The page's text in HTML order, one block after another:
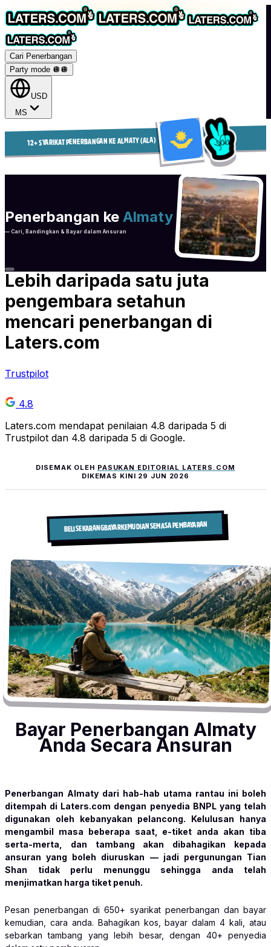
Cari Penerbangan
Party mode 🪩 🪩
USD
MS
12+ SYARIKAT PENERBANGAN KE ALMATY (ALA)
Penerbangan ke Almaty
— Cari, Bandingkan & Bayar dalam Ansuran
Lebih daripada satu juta
pengembara setahun
mencari penerbangan di
Laters.com
Trustpilot
4.8
Laters.com mendapat penilaian 4.8 daripada 5 di
Trustpilot dan 4.8 daripada 5 di Google.
DISEMAK OLEH PASUKAN EDITORIAL LATERS.COM
DIKEMAS KINI 29 JUN 2026
BELI SEKARANG BAYAR KEMUDIAN SEMASA PEMBAYARAN
Bayar Penerbangan Almaty
Anda Secara Ansuran
Penerbangan Almaty dari hab-hab utama rantau ini boleh
ditempah di Laters.com dengan penyedia BNPL yang telah
digunakan oleh kebanyakan pelancong. Kelulusan hanya
mengambil masa beberapa saat, e-tiket anda akan tiba
serta-merta, dan tambang akan dibahagikan kepada
ansuran yang boleh diuruskan — jadi pergunungan Tian
Shan tidak perlu menunggu sehingga anda telah
menjimatkan harga tiket penuh.
Pesan penerbangan di 650+ syarikat penerbangan dan bayar
kemudian, cara anda. Bahagikan kos, bayar dalam 4 kali, atau
sebarkan tambang yang lebih besar, dengan 40+ penyedia